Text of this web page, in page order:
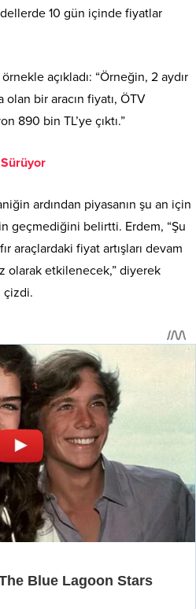
10 gün içinde fiyatlar
açıkladı: “Örneğin, 2 aydır
bir aracın fiyatı, ÖTV
890 bin TL’ye çıktı.”
ardından piyasanın şu an için
geçmediğini belirtti. Erdem, “Şu
araçlardaki fiyat artışları devam
olarak etkilenecek,” diyerek
çizdi.